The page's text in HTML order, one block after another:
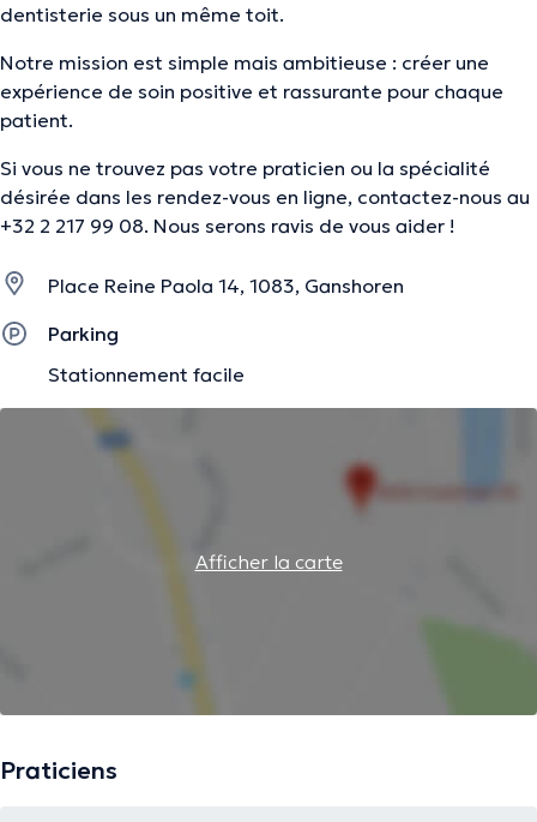
dentisterie sous un même toit.
Notre mission est simple mais ambitieuse : créer une
expérience de soin positive et rassurante pour chaque
patient.
Si vous ne trouvez pas votre praticien ou la spécialité
désirée dans les rendez-vous en ligne, contactez-nous au
+32 2 217 99 08. Nous serons ravis de vous aider !
Place Reine Paola 14, 1083, Ganshoren
Parking
Stationnement facile
Afficher la carte
Praticiens